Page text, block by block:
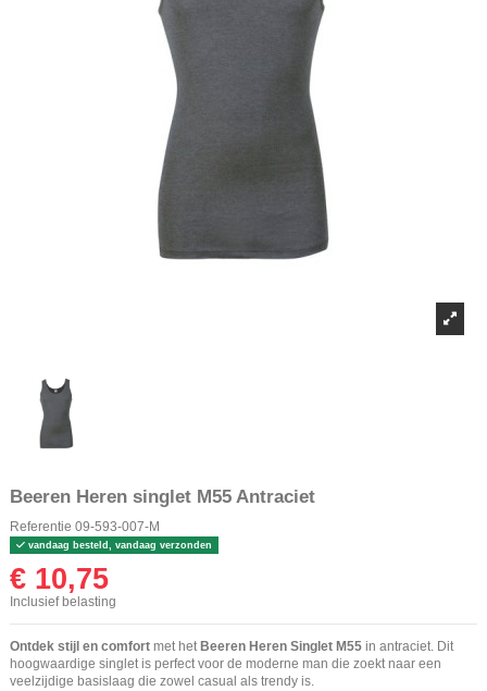
Beeren Heren singlet M55 Antraciet
Referentie 09-593-007-M
vandaag besteld, vandaag verzonden
€ 10,75
Inclusief belasting
Ontdek stijl en comfort met het Beeren Heren Singlet M55 in antraciet. Dit
hoogwaardige singlet is perfect voor de moderne man die zoekt naar een
veelzijdige basislaag die zowel casual als trendy is.